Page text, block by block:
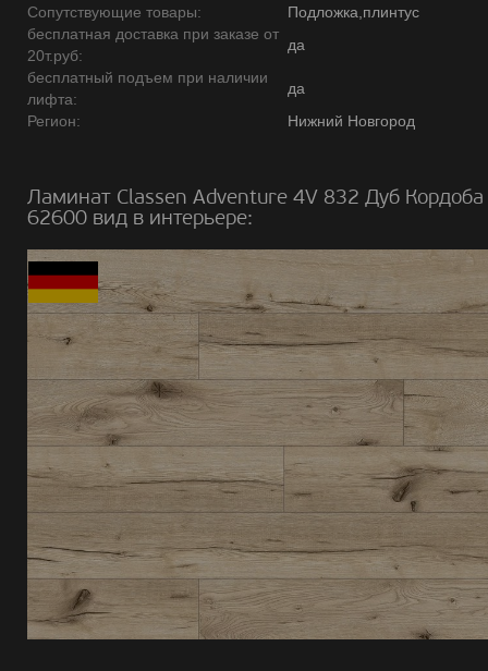
Сопутствующие товары:
Подложка,плинтус
бесплатная доставка при заказе от
20т.руб:
да
бесплатный подъем при наличии
лифта:
да
Регион:
Нижний Новгород
Ламинат Classen Adventure 4V 832 Дуб Кордоба
62600 вид в интерьере: